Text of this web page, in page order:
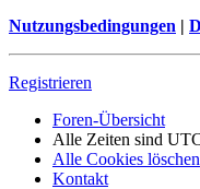
Nutzungsbedingungen |
Registrieren
Foren-Übersicht
Alle Zeiten sind
Alle Cookies löschen
Kontakt